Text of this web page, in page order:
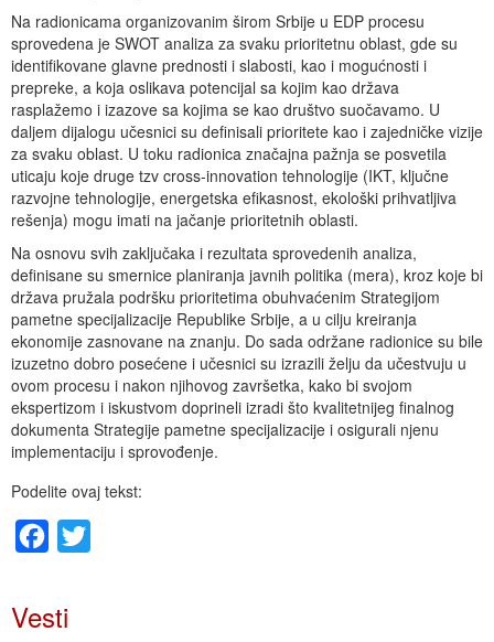
Na radionicama organizovanim širom Srbije u EDP procesu
sprovedena je SWOT analiza za svaku prioritetnu oblast, gde su
identifikovane glavne prednosti i slabosti, kao i mogućnosti i
prepreke, a koja oslikava potencijal sa kojim kao država
rasplažemo i izazove sa kojima se kao društvo suočavamo. U
daljem dijalogu učesnici su definisali prioritete kao i zajedničke vizije
za svaku oblast. U toku radionica značajna pažnja se posvetila
uticaju koje druge tzv cross-innovation tehnologije (IKT, ključne
razvojne tehnologije, energetska efikasnost, ekološki prihvatljiva
rešenja) mogu imati na jačanje prioritetnih oblasti.
Na osnovu svih zaključaka i rezultata sprovedenih analiza,
definisane su smernice planiranja javnih politika (mera), kroz koje bi
država pružala podršku prioritetima obuhvaćenim Strategijom
pametne specijalizacije Republike Srbije, a u cilju kreiranja
ekonomije zasnovane na znanju. Do sada održane radionice su bile
izuzetno dobro posećene i učesnici su izrazili želju da učestvuju u
ovom procesu i nakon njihovog završetka, kako bi svojom
ekspertizom i iskustvom doprineli izradi što kvalitetnijeg finalnog
dokumenta Strategije pametne specijalizacije i osigurali njenu
implementaciju i sprovođenje.
Podelite ovaj tekst:
Facebook
Vesti